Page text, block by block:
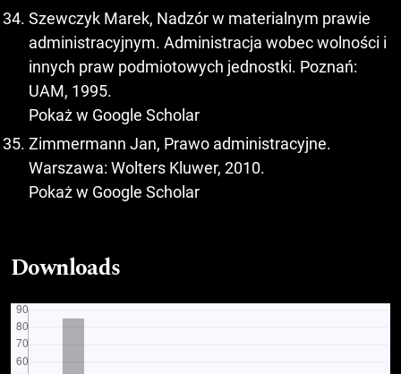
Szewczyk Marek, Nadzór w materialnym prawie
administracyjnym. Administracja wobec wolności i
innych praw podmiotowych jednostki. Poznań:
UAM, 1995.
Pokaż w Google Scholar
Zimmermann Jan, Prawo administracyjne.
Warszawa: Wolters Kluwer, 2010.
Pokaż w Google Scholar
Downloads